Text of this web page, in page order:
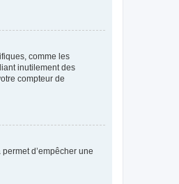
comme les
inutilement des
compteur de
d’empêcher une